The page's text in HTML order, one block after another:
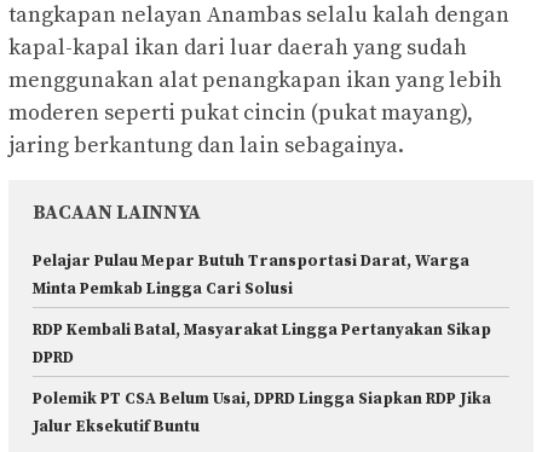
tangkapan nelayan Anambas selalu kalah dengan
kapal-kapal ikan dari luar daerah yang sudah
menggunakan alat penangkapan ikan yang lebih
moderen seperti pukat cincin (pukat mayang),
jaring berkantung dan lain sebagainya.
BACAAN LAINNYA
Pelajar Pulau Mepar Butuh Transportasi Darat, Warga
Minta Pemkab Lingga Cari Solusi
RDP Kembali Batal, Masyarakat Lingga Pertanyakan Sikap
DPRD
Polemik PT CSA Belum Usai, DPRD Lingga Siapkan RDP Jika
Jalur Eksekutif Buntu